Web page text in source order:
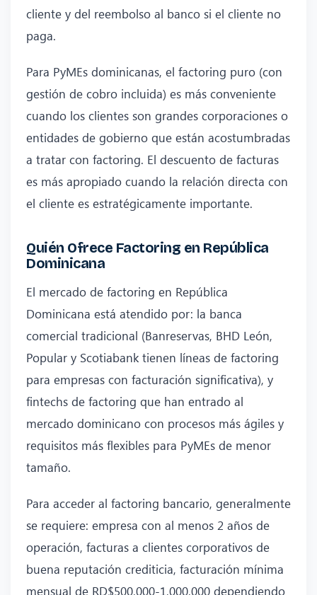
cliente y del reembolso al banco si el cliente no
paga.
Para PyMEs dominicanas, el factoring puro (con
gestión de cobro incluida) es más conveniente
cuando los clientes son grandes corporaciones o
entidades de gobierno que están acostumbradas
a tratar con factoring. El descuento de facturas
es más apropiado cuando la relación directa con
el cliente es estratégicamente importante.
Quién Ofrece Factoring en República
Dominicana
El mercado de factoring en República
Dominicana está atendido por: la banca
comercial tradicional (Banreservas, BHD León,
Popular y Scotiabank tienen líneas de factoring
para empresas con facturación significativa), y
fintechs de factoring que han entrado al
mercado dominicano con procesos más ágiles y
requisitos más flexibles para PyMEs de menor
tamaño.
Para acceder al factoring bancario, generalmente
se requiere: empresa con al menos 2 años de
operación, facturas a clientes corporativos de
buena reputación crediticia, facturación mínima
mensual de RD$500,000-1,000,000 dependiendo